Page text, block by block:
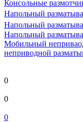
Консольные
Напольный
Напольный
Напольный
Мобильный
неприводной
0
0
0